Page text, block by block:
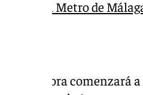
obras del Metro de
pantalladora comenzará